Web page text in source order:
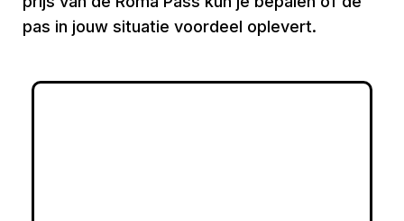
pas in jouw situatie voordeel oplevert.